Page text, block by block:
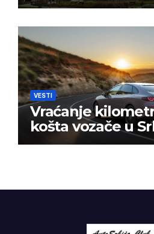
VESTI
Vraćanje
košta vozače u